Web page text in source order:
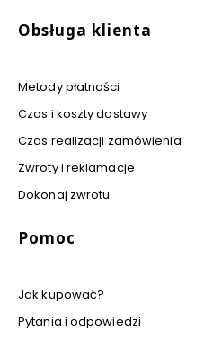
Obsługa klienta
Metody płatności
Czas i koszty dostawy
Czas realizacji zamówienia
Zwroty i reklamacje
Dokonaj zwrotu
Pomoc
Jak kupować?
Pytania i odpowiedzi